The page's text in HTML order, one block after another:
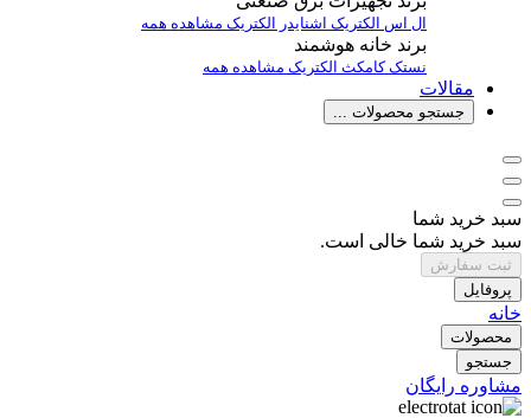
ال اس الکتریک اشنایدر الکتریک مشاهده همه
برند خانه هوشمند
نستککامکث الکتریک مشاهده همه
مقالات
جستجو محصولات ...
سبد خرید شما
سبد خرید شما خالی است.
ثبت سفارش
پروفایل
خانه
محصولات
جستجو
مشاوره رایگان